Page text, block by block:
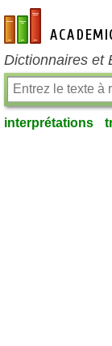
fr-academic.com
Dictionnaires et
interprétations